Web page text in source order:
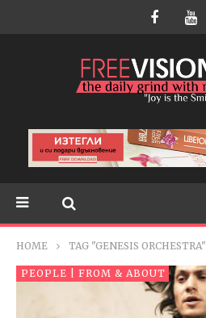
HOME TAG "GENESIS ORCHESTRA"
PEOPLE | FROM & ABOUT